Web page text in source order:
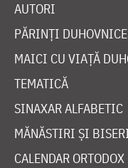
AUTORI
PĂRINȚI
MAICI CU VIAȚĂ
TEMATICĂ
SINAXAR ALFABETIC
MĂNĂSTIRI ȘI
CALENDAR ORTODOX